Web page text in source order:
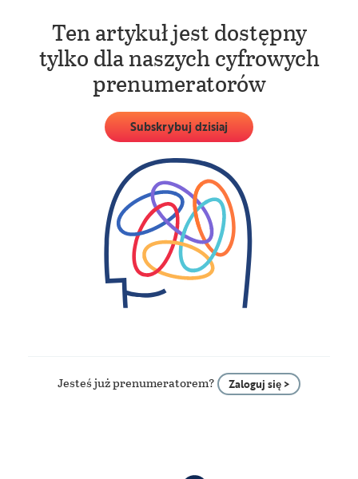
Ten artykuł jest dostępny
tylko dla naszych cyfrowych
prenumeratorów
Subskrybuj dzisiaj
Jesteś już prenumeratorem? Zaloguj się >